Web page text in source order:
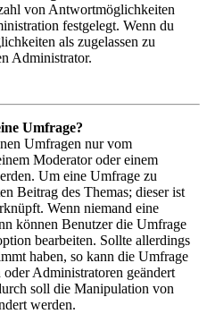
von Antwortmöglichkeiten
festgelegt. Wenn du
als zugelassen zu
Administrator.
Umfrage?
Umfragen nur vom
Moderator oder einem
Um eine Umfrage zu
Beitrag des Themas; dieser ist
Wenn niemand eine
können Benutzer die Umfrage
bearbeiten. Sollte allerdings
haben, so kann die Umfrage
Administratoren geändert
soll die Manipulation von
werden.